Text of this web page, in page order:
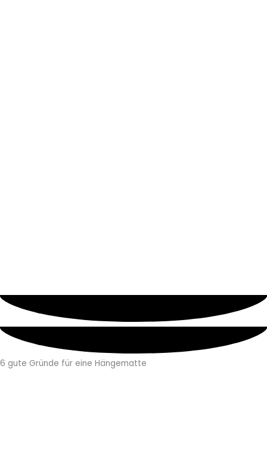
6 gute Gründe für eine Hängematte